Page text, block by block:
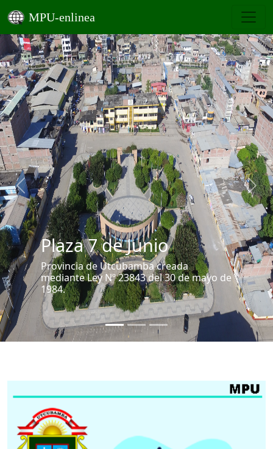
MPU-enlinea
Entrada a Bagua
Grande
"Corazón de Amazonas"
Previous Next